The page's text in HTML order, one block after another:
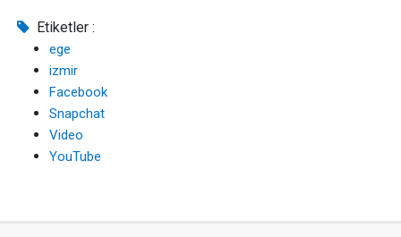
Etiketler :
ege
izmir
Facebook
Snapchat
Video
YouTube